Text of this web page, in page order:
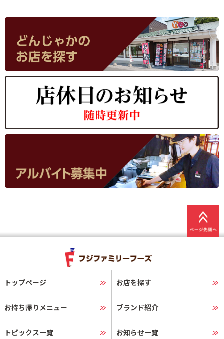
トップページ お店を探す
お持ち帰りメニュー ブランド紹介
トピックス一覧 お知らせ一覧